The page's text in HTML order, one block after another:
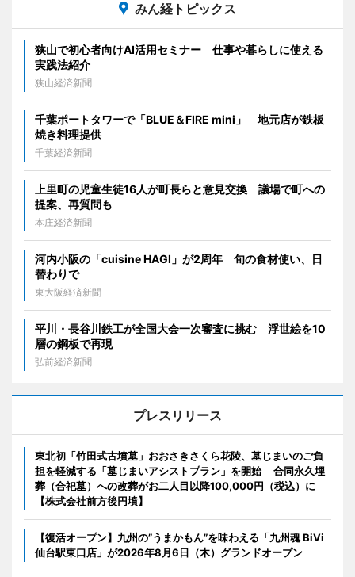
みん経トピックス
狭山で初心者向けAI活用セミナー 仕事や暮らしに使える
実践法紹介
狭山経済新聞
千葉ポートタワーで「BLUE＆FIRE mini」 地元店が鉄板
焼き料理提供
千葉経済新聞
上里町の児童生徒16人が町長らと意見交換 議場で町への
提案、再質問も
本庄経済新聞
河内小阪の「cuisine HAGI」が2周年 旬の食材使い、日
替わりで
東大阪経済新聞
平川・長谷川鉄工が全国大会一次審査に挑む 浮世絵を10
層の鋼板で再現
弘前経済新聞
プレスリリース
東北初「竹田式古墳墓」おおさきさくら花陵、墓じまいのご負
担を軽減する「墓じまいアシストプラン」を開始 ─ 合同永久埋
葬（合祀墓）への改葬がお二人目以降100,000円（税込）に
【株式会社前方後円墳】
【復活オープン】九州の”うまかもん”を味わえる「九州魂 BiVi
仙台駅東口店」が2026年8月6日（木）グランドオープン